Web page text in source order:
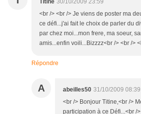
Titine 30/10/2009 23:59
<br /> <br /> Je viens de poster ma
ce défi...j'ai fait le choix de parler du
par chez moi...mon frere, ma soeur,
amis...enfin voili...Bizzzz<br /> <br />
Répondre
A abeilles50 31/10/2009 08:39
<br /> Bonjour Titine,<br />
participation à ce Défi...<br /